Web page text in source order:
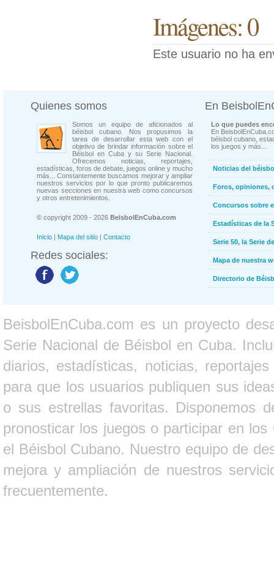
Imágenes: 0
Este usuario no ha
Quienes somos
Somos un equipo de aficionados al
béisbol cubano. Nos propusimos la
tarea de desarrollar esta web con el
objetivo de brindar información sobre el
Béisbol en Cuba y su Serie Nacional.
Ofrecemos noticias, reportajes,
estadísticas, foros de debate, juegos online y mucho
más... Constantemente buscamos mejorar y ampliar
nuestros servicios por lo que pronto publicaremos
nuevas secciones en nuestra web como concursos
y otros entretenimientos.
© copyright 2009 - 2026 BeisbolEnCuba.com
Inicio | Mapa del sitio | Contacto
Redes sociales:
En
Lo que puedes
En
béisbol cubano,
los juegos y más...
Noticias del
Foros, opiniones,
Concursos sobre
Estadísticas de la
Serie 50, la Serie
Mapa de nuestra
Directorio de
BeisbolEnCuba.com es un proyecto
Serie Nacional de Béisbol en Cuba.
diarios, estadísticas, noticias,
para que los usuarios publiquen sus
o sus estrellas favoritas. Disponemos
pronosticar los juegos o participar en
el Béisbol Cubano. Nuestro equipo de
mejora y ampliación de nuestros
frecuentemente.